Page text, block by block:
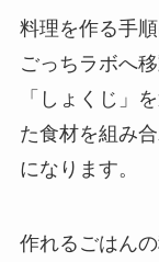
料理を作る手
ごっちラボへ
「しょくじ」
た食材を組み
になります。
作れるごはん